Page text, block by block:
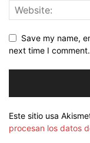
Save my name,
next time I comment.
Este sitio usa
procesan los datos